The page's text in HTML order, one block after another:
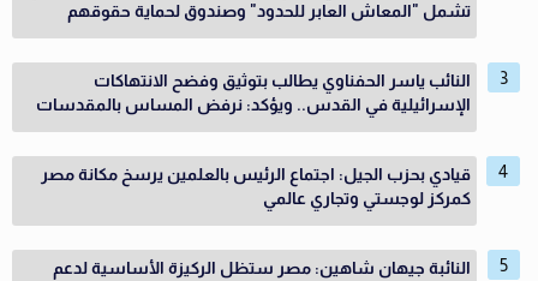
تشمل "المعاش العابر للحدود" وصندوق لحماية حقوقهم
النائب ياسر الحفناوي يطالب بتوثيق وفضح الانتهاكات
الإسرائيلية في القدس.. ويؤكد: نرفض المساس بالمقدسات
قيادي بحزب الجيل: اجتماع الرئيس بالعلمين يرسخ مكانة مصر
كمركز لوجستي وتجاري عالمي
النائبة جيهان شاهين: مصر ستظل الركيزة الأساسية لدعم